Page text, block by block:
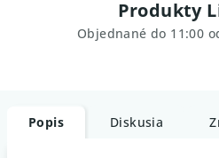
Produkty
Objednané do 11:00
Popis Diskusia